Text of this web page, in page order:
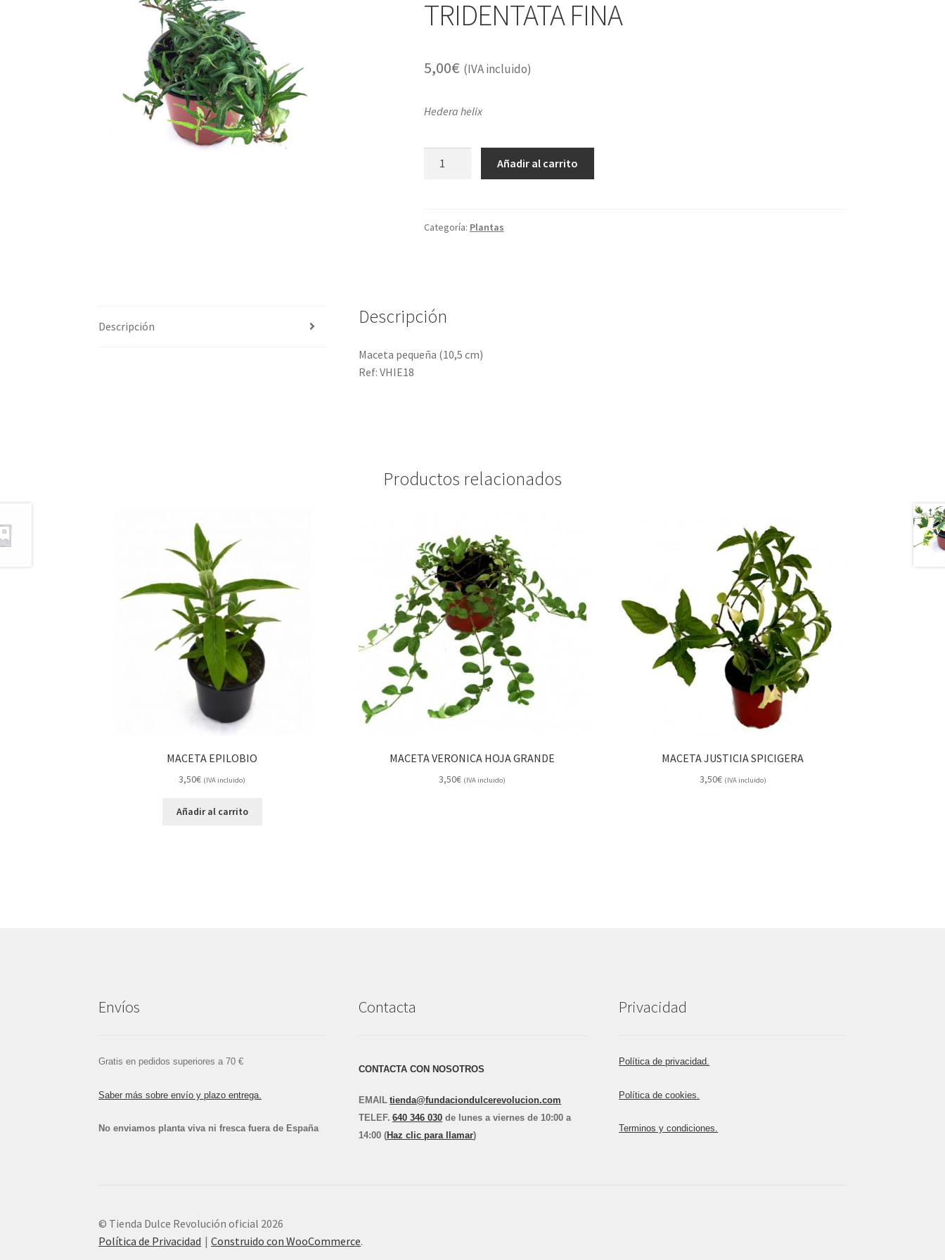
TRIDENTATA FINA
5,00€ (IVA incluido)
Hedera helix
VERDE
Añadir al carrito
Categoría: Plantas
Descripción Descripción
Maceta pequeña (10,5 cm)
Ref: VHIE18
Productos relacionados
MACETA EPILOBIO
3,50€ (IVA incluido)
Añadir al carrito
MACETA VERONICA HOJA GRANDE
3,50€ (IVA incluido)
MACETA JUSTICIA SPICIGERA
3,50€ (IVA incluido)
Envíos
Gratis en pedidos superiores a 70 €
Saber más sobre envío y plazo entrega.
No enviamos planta viva ni fresca fuera de España
Contacta
CONTACTA CON NOSOTROS
EMAIL tienda@fundaciondulcerevolucion.com
TELE F. 640 346 030 de lunes a viernes de 10:00 a
14:00 (Haz clic para llamar)
Privacidad
Política de privacidad.
Política de cookies.
Terminos y condiciones.
© Tienda Dulce Revolución oficial 2026
Política de Privacidad
Construido con WooCommerce.